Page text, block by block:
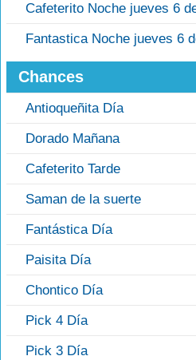
Cafeterito Noche jueves 6
Fantastica Noche jueves 6
Chances
Antioqueñita Día
Dorado Mañana
Cafeterito Tarde
Saman de la suerte
Fantástica Día
Paisita Día
Chontico Día
Pick 4 Día
Pick 3 Día